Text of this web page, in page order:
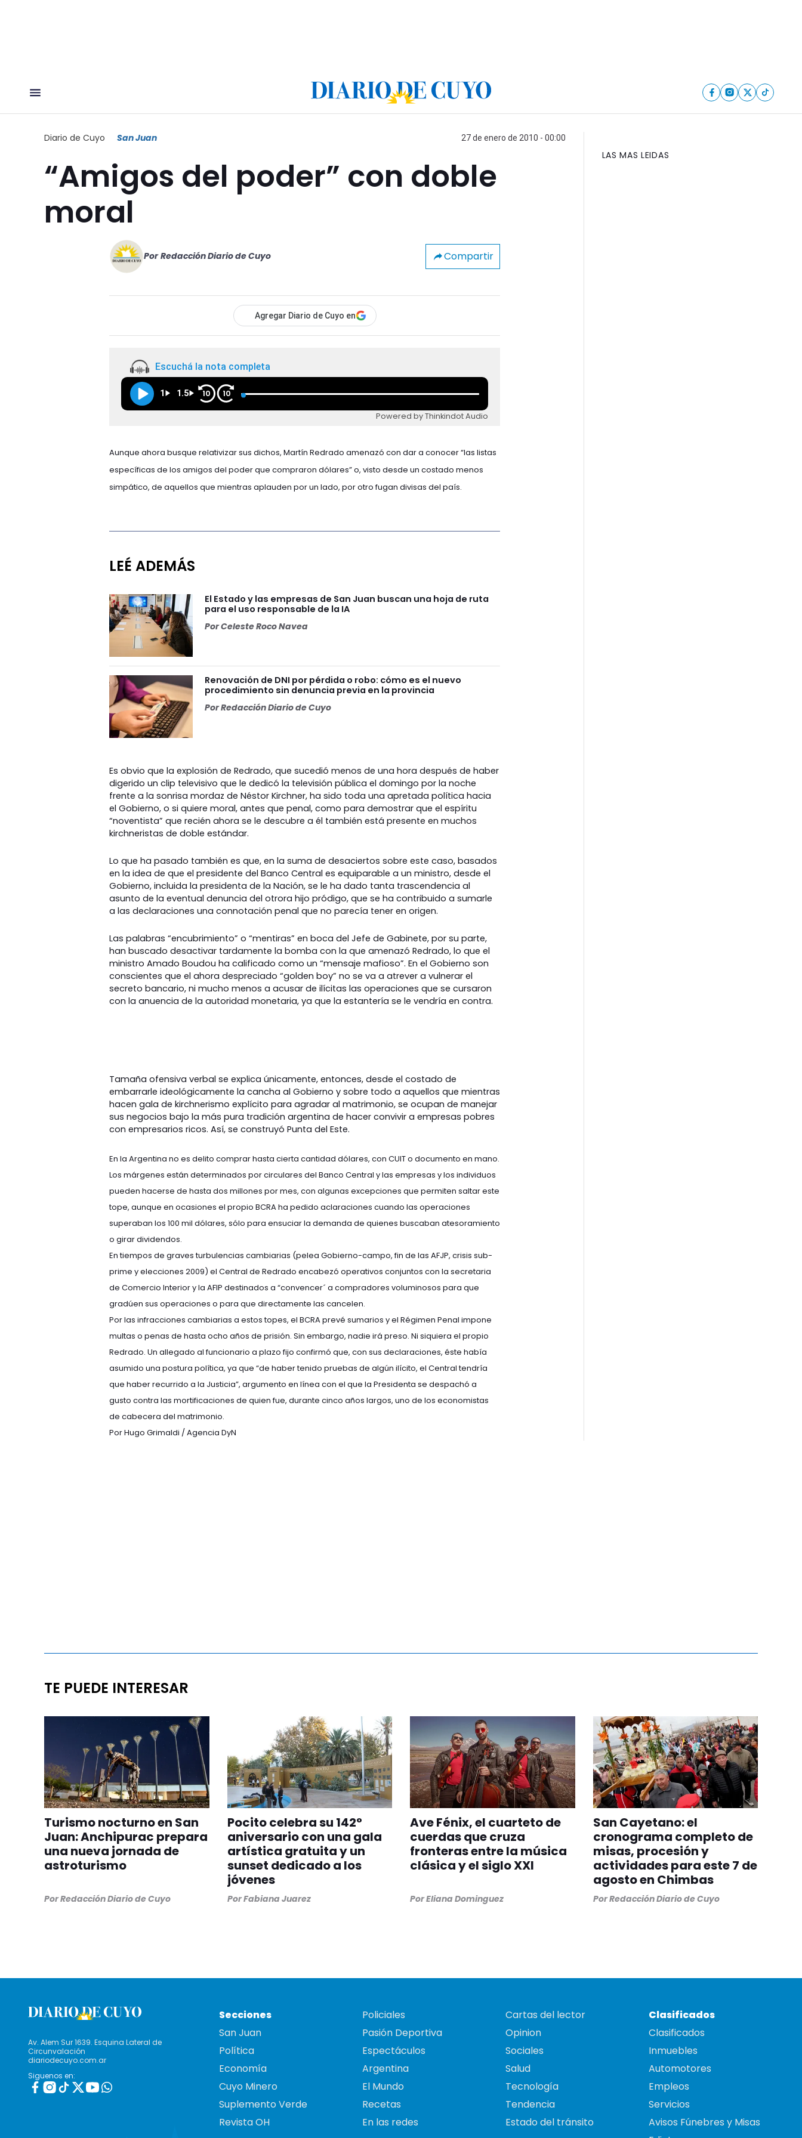
Diario de Cuyo San Juan 27 de enero de 2010 - 00:00
“Amigos del poder” con doble
moral
Por Redacción Diario de Cuyo Compartir
Agregar Diario de Cuyo en
Escuchá la nota completa
1 1.5 10 10
Powered by Thinkindot Audio
Aunque ahora busque relativizar sus dichos, Martín Redrado amenazó con dar a conocer “las listas
específicas de los amigos del poder que compraron dólares” o, visto desde un costado menos
simpático, de aquellos que mientras aplauden por un lado, por otro fugan divisas del país.
LEÉ ADEMÁS
El Estado y las empresas de San Juan buscan una hoja de ruta
para el uso responsable de la IA
PorCeleste Roco Navea
Renovación de DNI por pérdida o robo: cómo es el nuevo
procedimiento sin denuncia previa en la provincia
PorRedacción Diario de Cuyo
Es obvio que la explosión de Redrado, que sucedió menos de una hora después de haber
digerido un clip televisivo que le dedicó la televisión pública el domingo por la noche
frente a la sonrisa mordaz de Néstor Kirchner, ha sido toda una apretada política hacia
el Gobierno, o si quiere moral, antes que penal, como para demostrar que el espíritu
“noventista” que recién ahora se le descubre a él también está presente en muchos
kirchneristas de doble estándar.
Lo que ha pasado también es que, en la suma de desaciertos sobre este caso, basados
en la idea de que el presidente del Banco Central es equiparable a un ministro, desde el
Gobierno, incluida la presidenta de la Nación, se le ha dado tanta trascendencia al
asunto de la eventual denuncia del otrora hijo pródigo, que se ha contribuido a sumarle
a las declaraciones una connotación penal que no parecía tener en origen.
Las palabras “encubrimiento” o “mentiras” en boca del Jefe de Gabinete, por su parte,
han buscado desactivar tardamente la bomba con la que amenazó Redrado, lo que el
ministro Amado Boudou ha calificado como un “mensaje mafioso”. En el Gobierno son
conscientes que el ahora despreciado “golden boy” no se va a atrever a vulnerar el
secreto bancario, ni mucho menos a acusar de ilícitas las operaciones que se cursaron
con la anuencia de la autoridad monetaria, ya que la estantería se le vendría en contra.
Tamaña ofensiva verbal se explica únicamente, entonces, desde el costado de
embarrarle ideológicamente la cancha al Gobierno y sobre todo a aquellos que mientras
hacen gala de kirchnerismo explícito para agradar al matrimonio, se ocupan de manejar
sus negocios bajo la más pura tradición argentina de hacer convivir a empresas pobres
con empresarios ricos. Así, se construyó Punta del Este.
En la Argentina no es delito comprar hasta cierta cantidad dólares, con CUIT o documento en mano.
Los márgenes están determinados por circulares del Banco Central y las empresas y los individuos
pueden hacerse de hasta dos millones por mes, con algunas excepciones que permiten saltar este
tope, aunque en ocasiones el propio BCRA ha pedido aclaraciones cuando las operaciones
superaban los 100 mil dólares, sólo para ensuciar la demanda de quienes buscaban atesoramiento
o girar dividendos.
En tiempos de graves turbulencias cambiarias (pelea Gobierno-campo, fin de las AFJP, crisis sub-
prime y elecciones 2009) el Central de Redrado encabezó operativos conjuntos con la secretaria
de Comercio Interior y la AFIP destinados a “convencer´ a compradores voluminosos para que
gradúen sus operaciones o para que directamente las cancelen.
Por las infracciones cambiarias a estos topes, el BCRA prevé sumarios y el Régimen Penal impone
multas o penas de hasta ocho años de prisión. Sin embargo, nadie irá preso. Ni siquiera el propio
Redrado. Un allegado al funcionario a plazo fijo confirmó que, con sus declaraciones, éste había
asumido una postura política, ya que “de haber tenido pruebas de algún ilícito, el Central tendría
que haber recurrido a la Justicia”, argumento en línea con el que la Presidenta se despachó a
gusto contra las mortificaciones de quien fue, durante cinco años largos, uno de los economistas
de cabecera del matrimonio.
Por Hugo Grimaldi / Agencia DyN
LAS MAS LEIDAS
TE PUEDE INTERESAR
Turismo nocturno en San
Juan: Anchipurac prepara
una nueva jornada de
astroturismo
PorRedacción Diario de Cuyo
Pocito celebra su 142°
aniversario con una gala
artística gratuita y un
sunset dedicado a los
jóvenes
PorFabiana Juarez
Ave Fénix, el cuarteto de
cuerdas que cruza
fronteras entre la música
clásica y el siglo XXI
PorEliana Dominguez
San Cayetano: el
cronograma completo de
misas, procesión y
actividades para este 7 de
agosto en Chimbas
PorRedacción Diario de Cuyo
Av. Alem Sur 1639. Esquina Lateral de
Circunvalación
diariodecuyo.com.ar
Siguenos en:
Secciones
San Juan
Política
Economía
Cuyo Minero
Suplemento Verde
Revista OH
Policiales
Pasión Deportiva
Espectáculos
Argentina
El Mundo
Recetas
En las redes
Cartas del lector
Opinion
Sociales
Salud
Tecnología
Tendencia
Estado del tránsito
Clasificados
Clasificados
Inmuebles
Automotores
Empleos
Servicios
Avisos Fúnebres y Misas